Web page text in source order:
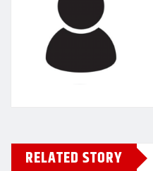
RELATED STORY